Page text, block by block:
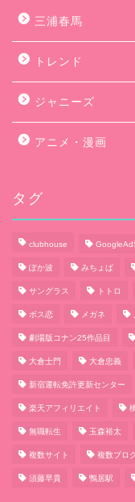
三浦春馬
トレンド
ジャニーズ
アニメ・漫画
タグ
clubhouse
ぽか波 みちょぱ
サングラス トトロ
ボス恋 メガネ
劇場版コナン25作品目
大倉士門 大倉忠義
新宿運転免許更新センター
楽天アフィリエイト
無職転生 玉森裕太
複数サイト 複数ブロ
須藤早貴 鴨居駅